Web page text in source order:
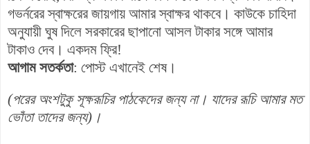
গভর্নরের স্বাক্ষরের জায়গায় আমার স্বাক্ষর থাকবে। কাউকে চাহিদা
অনুযায়ী ঘুষ দিলে সরকারের ছাপানো আসল টাকার সঙ্গে আমার
টাকাও দেব। একদম ফ্রি!
আগাম সতর্কতা: পোস্ট এখানেই শেষ।
(পরের অংশটুকু সূক্ষরূচির পাঠকেদের জন্য না। যাদের রূচি আমার মত
ভোঁতা তাদের জন্য)।